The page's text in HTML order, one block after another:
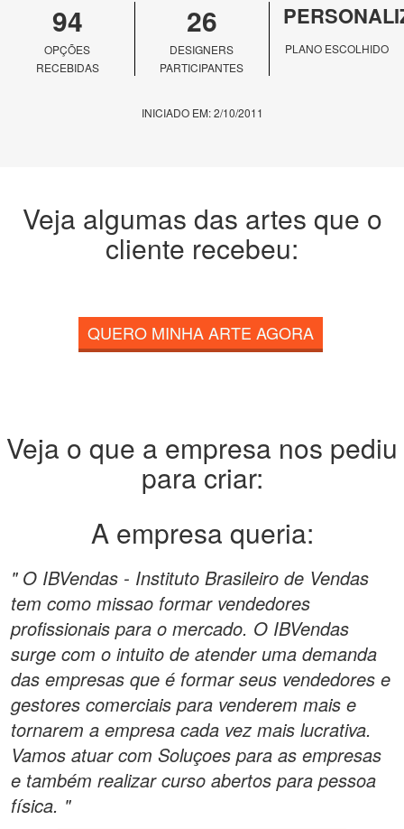
94
OPÇÕES
RECEBIDAS
26
DESIGNERS
PARTICIPANTES
PLANO ESCOLHIDO
INICIADO EM: 2/10/2011
Veja algumas das artes que o
cliente recebeu:
QUERO MINHA ARTE AGORA
Veja o que a empresa nos pediu
para criar:
A empresa queria:
" O IBVendas - Instituto Brasileiro de Vendas
tem como missao formar vendedores
profissionais para o mercado. O IBVendas
surge com o intuito de atender uma demanda
das empresas que é formar seus vendedores e
gestores comerciais para venderem mais e
tornarem a empresa cada vez mais lucrativa.
Vamos atuar com Soluçoes para as empresas
e também realizar curso abertos para pessoa
física. "